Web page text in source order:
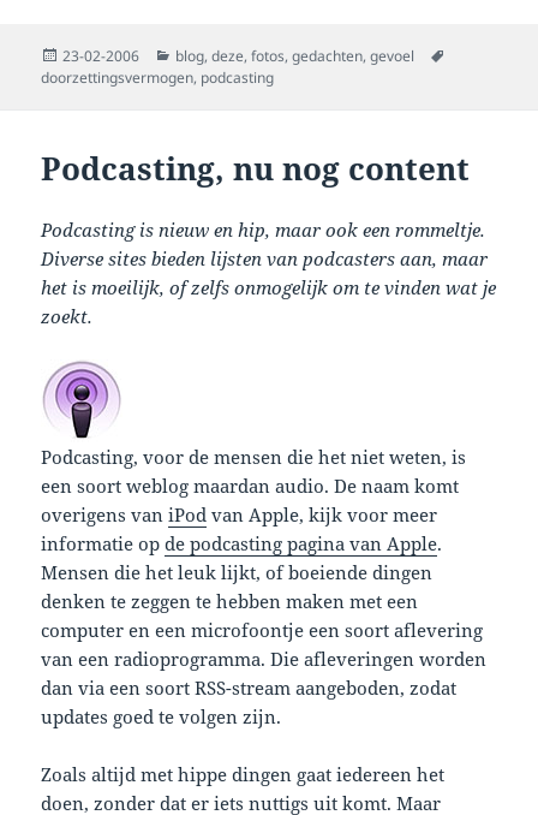
Posted
on
23-02-2006 Categories
blog,deze,fotos,gedachten,gevoel
doorzettingsvermogen, podcasting
Podcasting, nu nog content
Podcasting is nieuw en hip, maar ook een rommeltje.
Diverse sites bieden lijsten van podcasters aan, maar
het is moeilijk, of zelfs onmogelijk om te vinden wat je
zoekt.
Podcasting, voor de mensen die het niet weten, is
een soort weblog maardan audio. De naam komt
overigens vaniPod van Apple, kijk voor meer
informatie opde podcasting pagina van Apple.
Mensen die het leuk lijkt, of boeiende dingen
denken te zeggen te hebben maken met een
computer en een microfoontje een soort aflevering
van een radioprogramma. Die afleveringen worden
dan via een soort RSS-stream aangeboden, zodat
updates goed te volgen zijn.
Zoals altijd met hippe dingen gaat iedereen het
doen, zonder dat er iets nuttigs uit komt. Maar